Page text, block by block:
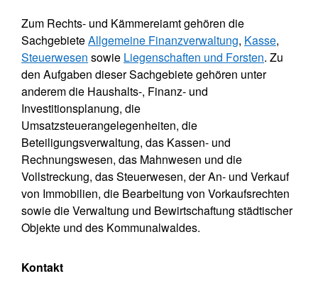
Zum Rechts- und Kämmereiamt gehören die
SachgebieteAllgemeine Finanzverwaltung, Kasse,
Steuerwesen sowie Liegenschaften und Forsten. Zu
den Aufgaben dieser Sachgebiete gehören unter
anderem die Haushalts-, Finanz- und
Investitionsplanung, die
Umsatzsteuerangelegenheiten, die
Beteiligungsverwaltung, das Kassen- und
Rechnungswesen, das Mahnwesen und die
Vollstreckung, das Steuerwesen, der An- und Verkauf
von Immobilien, die Bearbeitung von Vorkaufsrechten
sowie die Verwaltung und Bewirtschaftung städtischer
Objekte und des Kommunalwaldes.
Kontakt